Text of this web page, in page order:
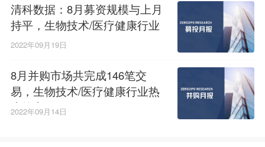
清科数据：8月募资规模与上月
持平，生物技术/医疗健康行业
获投金额超百亿
2022年09月19日
8月并购市场共完成146笔交
易，生物技术/医疗健康行业热
度较高
2022年09月14日